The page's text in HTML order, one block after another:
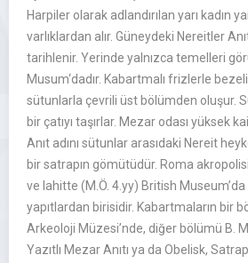
Harpiler olarak adlandırılan yarı kadın
varlıklardan alır. Güneydeki Nereitler
tarihlenir. Yerinde yalnızca temelleri
Musum‘dadır. Kabartmalı frizlerle
sütunlarla çevrili üst bölümden oluşur.
bir çatıyı taşırlar. Mezar odası yüksek
Anıt adını sütunlar arasıdaki Nereit
bir satrapın gömütüdür. Roma
ve lahitte (M.Ö. 4.yy) British
yapıtlardan birisidir. Kabartmaların bir
Arkeoloji Müzesi’nde, diğer bölümü B.
Yazıtlı Mezar Anıtı ya da Obelisk,